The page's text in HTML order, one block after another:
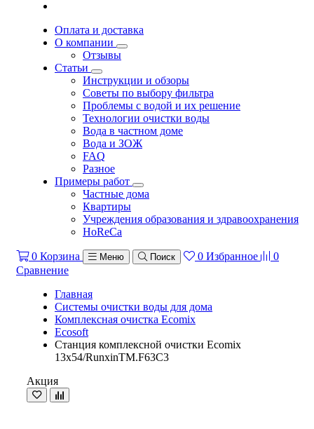
Оплата и доставка
О компании
Отзывы
Статьи
Инструкции и обзоры
Советы по выбору фильтра
Проблемы с водой и их решение
Технологии очистки воды
Вода в частном доме
Вода и ЗОЖ
FAQ
Разное
Примеры работ
Частные дома
Квартиры
Учреждения образования и здравоохранения
HoReCa
0 Корзина Меню Поиск 0 Избранное
0
Сравнение
Главная
Системы очистки воды для дома
Комплексная очистка Ecomix
Ecosoft
Станция комплексной очистки Ecomix
13х54/RunxinTM.F63C3
Акция